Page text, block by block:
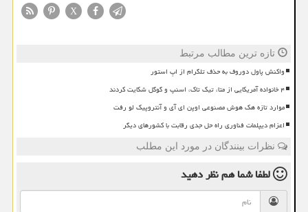
X
تازه ترین مطالب مرتبط
واکنش پاول دوروف به حذف تلگرام از اپ استور
۴ خانواده آمریکایی از متا، تیک تاک، اسنپ و گوگل شکایت کردند
موارد تازه هک هوش مصنوعی اوپن ای آی و آنتروپیک لو رفت
اعزام دیپلمات فناوری راه حل جدی رقابت با کشورهای دیگر
نظرات بینندگان در مورد این مطلب
لطفا شما همنظر دهید